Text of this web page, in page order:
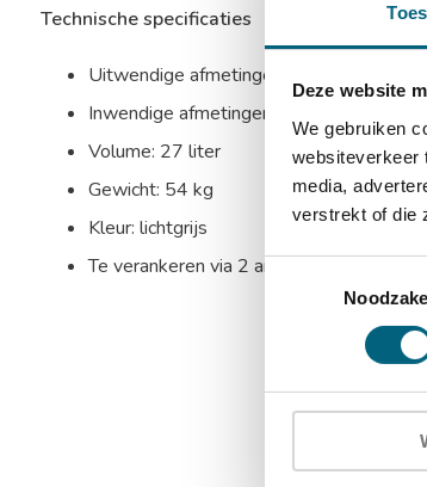
Deze website
We gebruiken
websiteverkeer
media,
verstrekt of die
Technische specificaties
Uitwendige afmetingen: 330 x 460 x
Inwendige afmetingen: 252 x 385 x 296
Volume: 27 liter
Gewicht: 54 kg
Kleur: lichtgrijs
Te verankeren via 2 ankergaten in de